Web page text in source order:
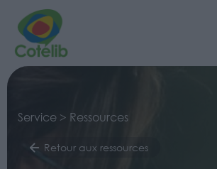
Service > Ressources
Retour aux ressources